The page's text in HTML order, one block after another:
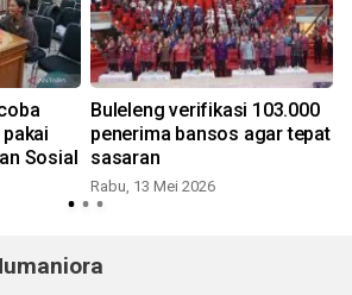
Sosial
Buleleng verifikasi 103.000
penerima bansos agar tepat
sasaran
Rabu, 13 Mei 2026